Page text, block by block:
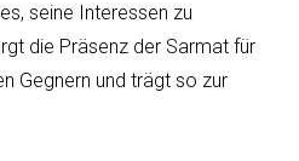
seine Interessen zu
die Präsenz der Sarmat für
Gegnern und trägt so zur